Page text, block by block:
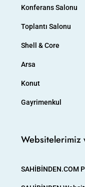
Konferans Salonu
Toplantı Salonu
Shell & Core
Arsa
Konut
Gayrimenkul
Websitelerimiz
SAHİBİNDEN.COM